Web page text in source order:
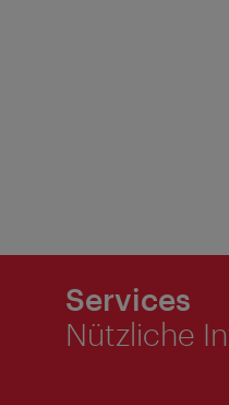
Services
Nützliche